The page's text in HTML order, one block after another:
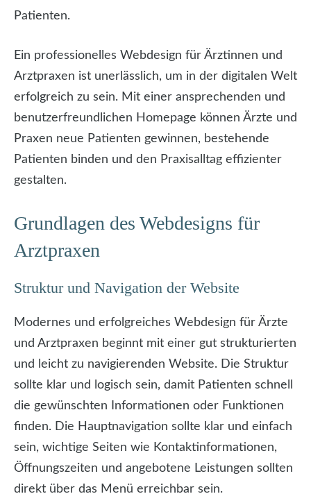
Patienten.
Ein professionelles Webdesign für Ärztinnen und
Arztpraxen ist unerlässlich, um in der digitalen Welt
erfolgreich zu sein. Mit einer ansprechenden und
benutzerfreundlichen Homepage können Ärzte und
Praxen neue Patienten gewinnen, bestehende
Patienten binden und den Praxisalltag effizienter
gestalten.
Grundlagen des Webdesigns für
Arztpraxen
Struktur und Navigation der Website
Modernes und erfolgreiches Webdesign für Ärzte
und Arztpraxen beginnt mit einer gut strukturierten
und leicht zu navigierenden Website. Die Struktur
sollte klar und logisch sein, damit Patienten schnell
die gewünschten Informationen oder Funktionen
finden. Die Hauptnavigation sollte klar und einfach
sein, wichtige Seiten wie Kontaktinformationen,
Öffnungszeiten und angebotene Leistungen sollten
direkt über das Menü erreichbar sein.